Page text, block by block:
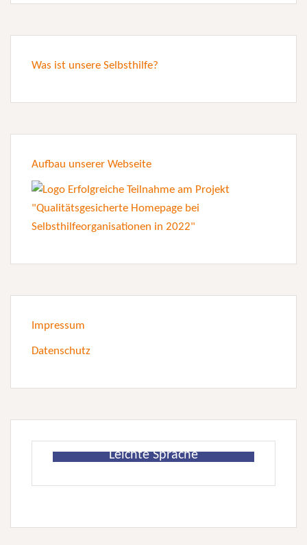
Was ist unsere Selbsthilfe?
Aufbau unserer Webseite
Impressum
Datenschutz
Leichte Sprache